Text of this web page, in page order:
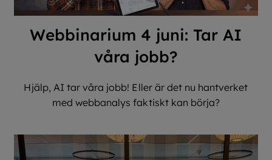
Webbinarium 4 juni: Tar AI
våra jobb?
Hjälp, AI tar våra jobb! Eller är det nu hantverket
med webbanalys faktiskt kan börja?